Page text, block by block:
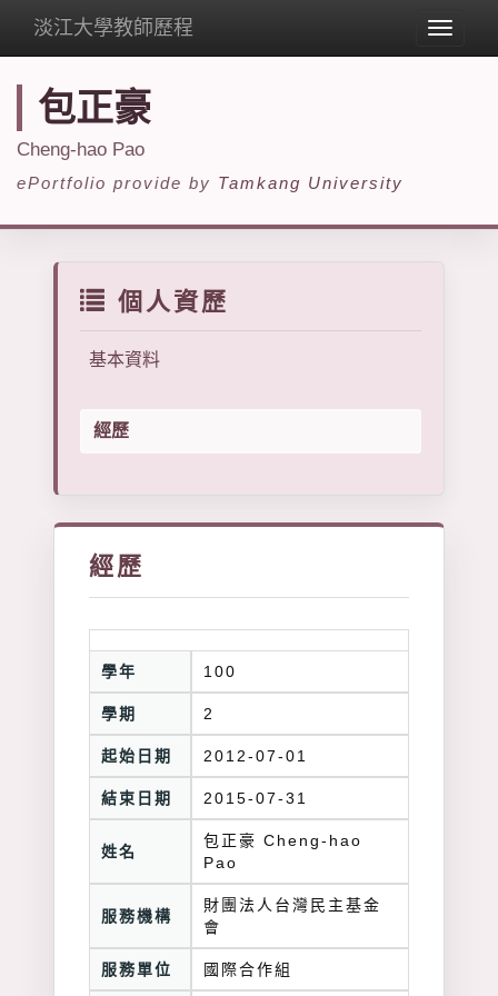
Toggle
淡江大學教師歷程
包正豪
Cheng-hao Pao
ePortfolio provide by Tamkang University
個人資歷
基本資料
經歷
經歷
學年 100
學期 2
起始日期 2012-07-01
結束日期 2015-07-31
姓名
包正豪 Cheng-hao
Pao
服務機構
財團法人台灣民主基金
會
服務單位 國際合作組